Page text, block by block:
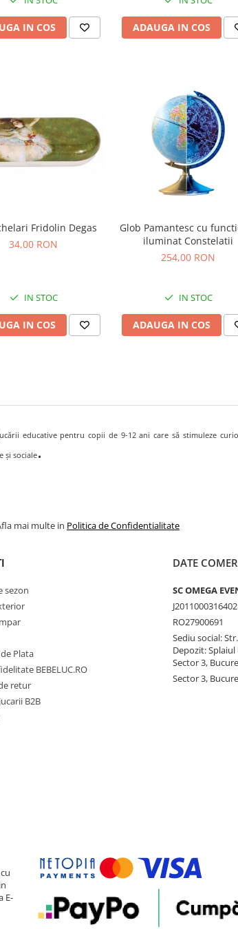
IN COS ADAUGA IN COS
Fridolin Degas
34,00 RON
IN STOC
IN COS
Glob Pamantesc cu
iluminat Constelatii
254,00 RON
IN STOC
ADAUGA IN COS
educative pentru copii de 9-12 ani care să stimuleze
și sociale.
mai multe in Politica de Confidentialitate
sezon
Plata
BEBELUC.RO
retur
B2B
DATE
SC OMEGA
J2011000316402
RO27900691
Sediu social:
Depozit: Splaiul
Sector 3,
Sector 3,
E-